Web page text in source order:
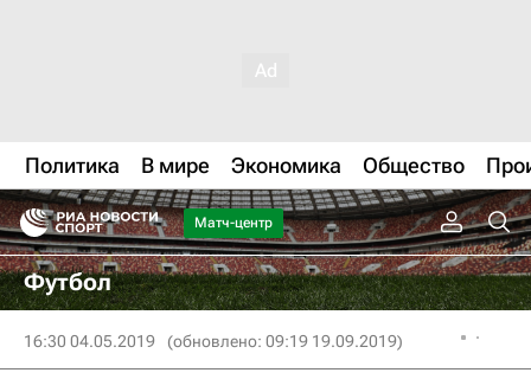
Политика В мире Экономика Общество
Матч-центр
Футбол
16:30 04.05.2019 (обновлено: 09:19 19.09.2019)